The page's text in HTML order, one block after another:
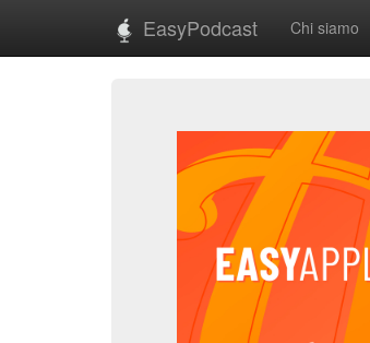
EasyPodcast Chi siamo